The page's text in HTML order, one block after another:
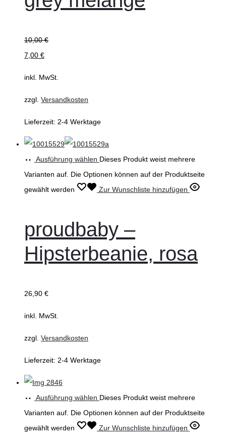
10,00€
7,00 €
inkl. MwSt.
zzgl. Versandkosten
Lieferzeit: 2-4 Werktage
Ausführung wählen Dieses Produkt weist mehrere
Varianten auf. Die Optionen können auf der Produktseite
gewählt werden
Zur Wunschliste hinzufügen
proudbaby –
Hipsterbeanie, rosa
26,90 €
inkl. MwSt.
zzgl. Versandkosten
Lieferzeit: 2-4 Werktage
Ausführung wählen Dieses Produkt weist mehrere
Varianten auf. Die Optionen können auf der Produktseite
gewählt werden
Zur Wunschliste hinzufügen